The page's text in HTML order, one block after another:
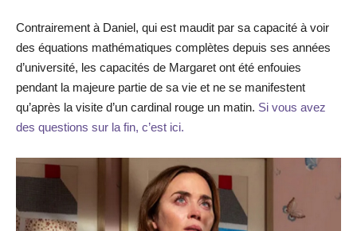
Contrairement à Daniel, qui est maudit par sa capacité à voir
des équations mathématiques complètes depuis ses années
d’université, les capacités de Margaret ont été enfouies
pendant la majeure partie de sa vie et ne se manifestent
qu’après la visite d’un cardinal rouge un matin. Si vous avez
des questions sur la fin, c’est ici.